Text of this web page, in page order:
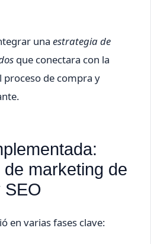
una estrategia de
que conectara con la
proceso de compra y
marketing de
SEO
en varias fases clave: